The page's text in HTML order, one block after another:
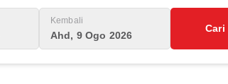
Kembali
Ahd, 9 Ogo 2026
Cari